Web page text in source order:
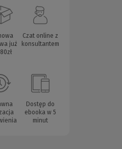
już
Czat online z
konsultantem
Dostęp do
ebooka w 5
minut